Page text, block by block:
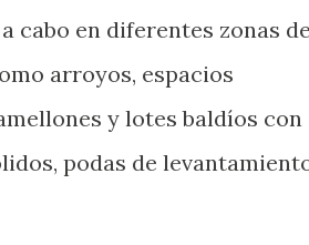
cabo en diferentes zonas
arroyos, espacios
y lotes baldíos con
podas de